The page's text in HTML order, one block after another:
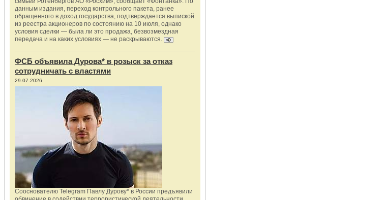
данным издания, переход контрольного пакета, ранее
обращенного в доход государства, подтверждается выпиской
из реестра акционеров по состоянию на 10 июля, однако
условия сделки — была ли это продажа, безвозмездная
передача и на каких условиях — не раскрываются.
ФСБ объявила Дурова* в розыск за отказ
сотрудничать с властями
29.07.2026
Сооснователю Telegram Павлу Дурову* в России предъявили